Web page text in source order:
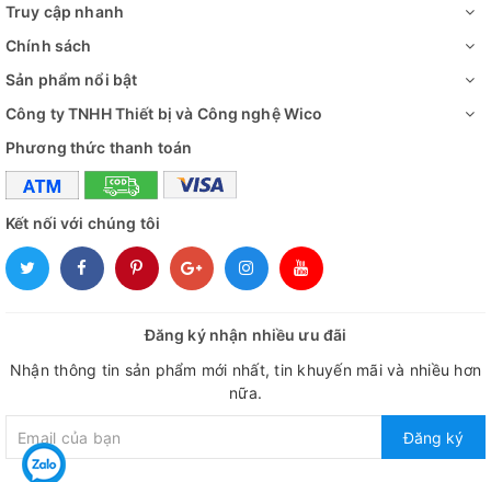
Truy cập nhanh
Chính sách
Sản phẩm nổi bật
Công ty TNHH Thiết bị và Công nghệ Wico
Phương thức thanh toán
Kết nối với chúng tôi
Đăng ký nhận nhiều ưu đãi
Nhận thông tin sản phẩm mới nhất, tin khuyến mãi và nhiều hơn
nữa.
Đăng ký